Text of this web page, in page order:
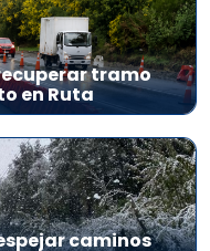
tramo
en Ruta
caminos